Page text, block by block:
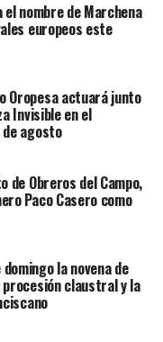
nombre de Marchena
europeos este
Oropesa actuará junto
Invisible en el
agosto
de Obreros del Campo,
Paco Casero como
la novena de
procesión claustral y la